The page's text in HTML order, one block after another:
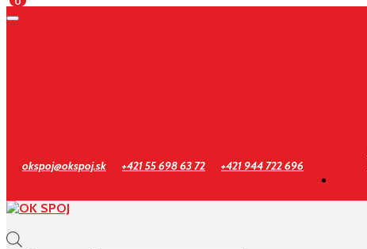
okspoj@okspoj.sk +421 55 698 63 72 +421 944 722 696